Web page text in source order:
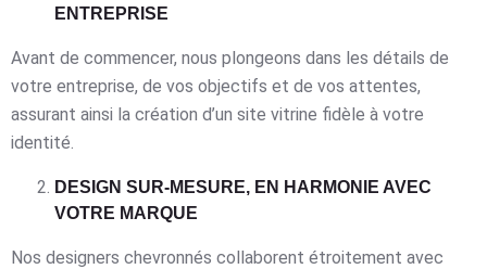
ENTREPRISE
Avant de commencer, nous plongeons dans les détails de
votre entreprise, de vos objectifs et de vos attentes,
assurant ainsi la création d’un site vitrine fidèle à votre
identité.
DESIGN SUR-MESURE, EN HARMONIE AVEC
VOTRE MARQUE
Nos designers chevronnés collaborent étroitement avec